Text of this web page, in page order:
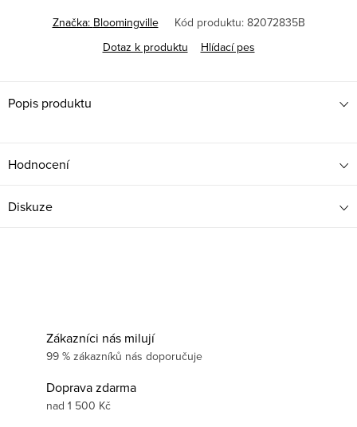
Značka: Bloomingville Kód produktu: 82072835B
Dotaz k produktu
Hlídací pes
Popis produktu
Hodnocení
Diskuze
Zákazníci nás milují
99 % zákazníků nás doporučuje
Doprava zdarma
nad 1 500 Kč